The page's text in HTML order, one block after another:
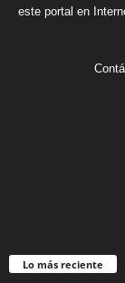
este portal en
Lo más reciente